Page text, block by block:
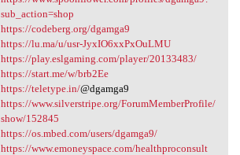
sub_action=shop
https://codeberg.org/dgamga9
https://lu.ma/u/usr-JyxIO6xxPxOuLMU
https://play.eslgaming.com/player/20133483/
https://start.me/w/brb2Ee
https://teletype.in/@dgamga9
https://www.silverstripe.org/ForumMemberProfile/
show/152845
https://os.mbed.com/users/dgamga9/
https://www.emoneyspace.com/healthproconsult